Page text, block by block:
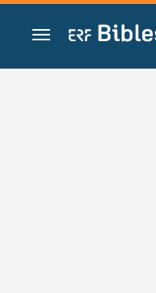
Zum Inhalt springen